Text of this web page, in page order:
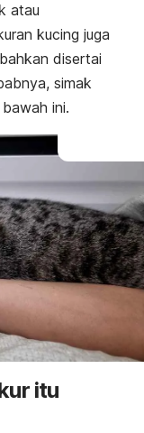
atau
kucing juga
disertai
simak
ini.
itu